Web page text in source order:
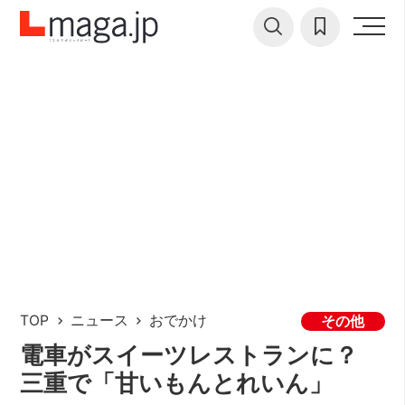
TOP ニュース おでかけ その他
電車がスイーツレストランに？
三重で「甘いもんとれいん」